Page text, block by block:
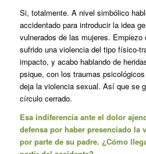
Si, totalmente. A nivel simbólico
accidentado para introducir la idea
vulnerados de las mujeres. Empiezo
sufrido una violencia del tipo físico-
impacto, y acabo hablando de
psique, con los traumas
deja la violencia sexual. Así que se
círculo cerrado.
Esa indiferencia ante el dolor
defensa por haber presenciado la
por parte de su padre. ¿Cómo